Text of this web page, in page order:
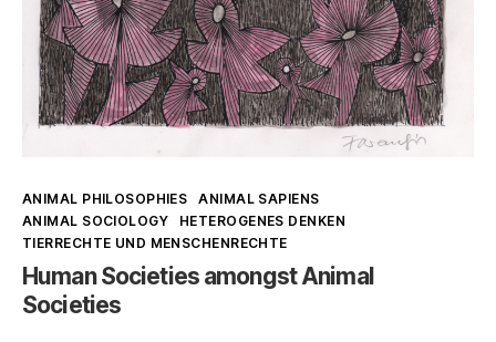
Kategorien
ANIMAL PHILOSOPHIES
ANIMAL SAPIENS
ANIMAL SOCIOLOGY
HETEROGENES DENKEN
TIERRECHTE UND MENSCHENRECHTE
Human Societies amongst Animal
Societies